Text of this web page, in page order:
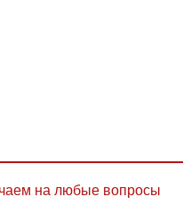
на любые вопросы